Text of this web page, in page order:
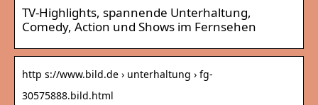
TV-Highlights, spannende Unterhaltung,
Comedy, Action und Shows im Fernsehen
http s://www.bild.de › unterhaltung › fg-
30575888.bild.html